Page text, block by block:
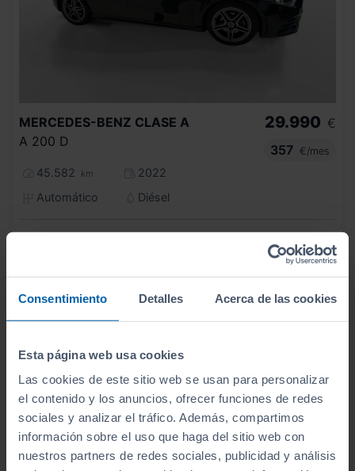
Consentimiento Detalles Acerca de las cookies
Esta página web usa cookies
Las cookies de este sitio web se usan para personalizar
el contenido y los anuncios, ofrecer funciones de redes
sociales y analizar el tráfico. Además, compartimos
información sobre el uso que haga del sitio web con
nuestros partners de redes sociales, publicidad y análisis
MERCEDES-BENZ CLASE A
A 200 D
45.582 km
2022
Automático
Diésel
29.990 €
357
€/mes